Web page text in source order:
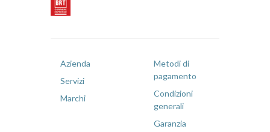
Azienda
Servizi
Marchi
Metodi di
pagamento
Condizioni
generali
Garanzia